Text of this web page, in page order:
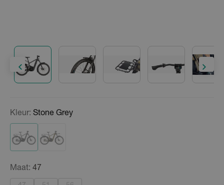
Kleur: Stone Grey
Maat: 47